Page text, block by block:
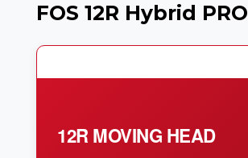
FOS 12R Hybrid PRO
12R MOVING HEAD